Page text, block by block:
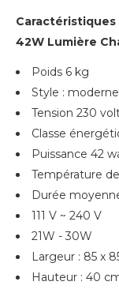
42W Lumière
Poids 6 kg
Style : moderne
Tension 230
Classe
Puissance 42
Température
Durée
111 V ~ 240 V
21W - 30W
Largeur : 85 x
Hauteur : 40